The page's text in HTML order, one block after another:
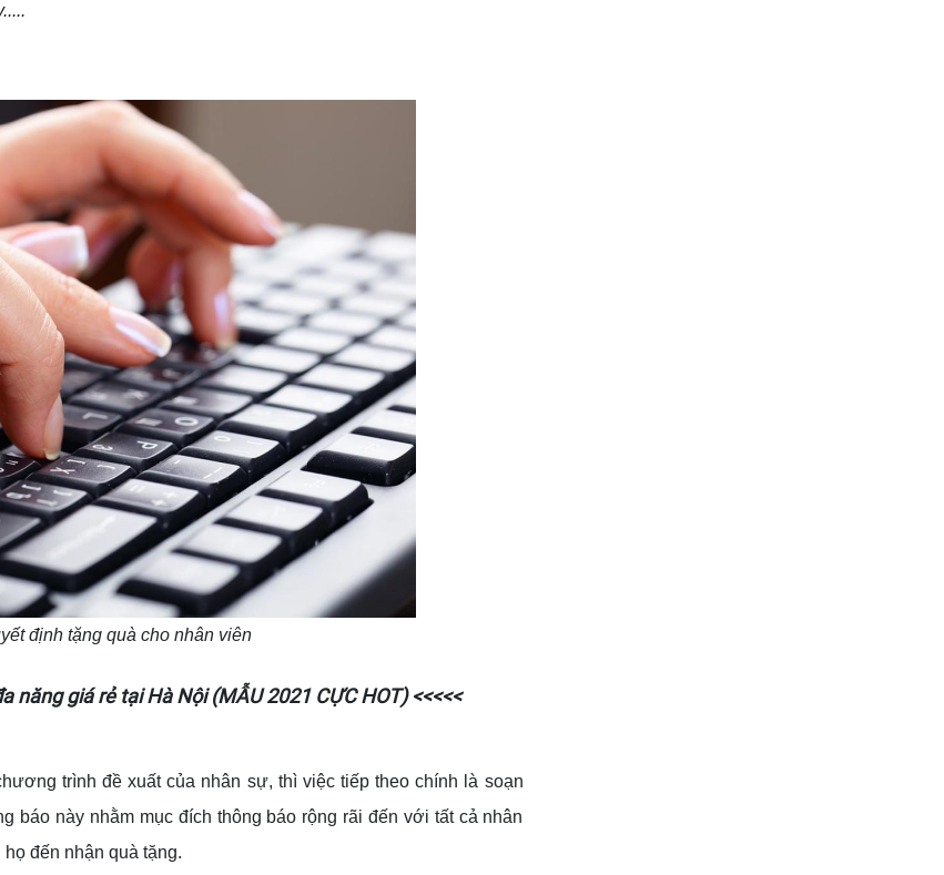
định tặng quà cho nhân viên
năng giá rẻ tại Hà Nội (MẪU 2021 CỰC HOT) <<<<<
trình đề xuất của nhân sự, thì việc tiếp theo chính là soạn
báo này nhằm mục đích thông báo rộng rãi đến với tất cả nhân
đến nhận quà tặng.